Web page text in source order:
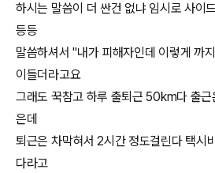
하시는 말씀이 더 싼건 없냐 임시로 사이
등등
말씀하셔서 "내가 피해자인데 이렇게 까
이들더라고요
그래도 꾹참고 하루 출퇴근 50km다 출
은데
퇴근은 차막혀서 2시간 정도걸린다 택시
다라고